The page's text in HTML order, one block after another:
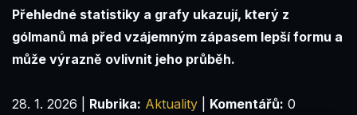
Přehledné statistiky a grafy ukazují, který z
gólmanů má před vzájemným zápasem lepší formu a
může výrazně ovlivnit jeho průběh.
28. 1. 2026 Rubrika: Aktuality Komentářů: 0